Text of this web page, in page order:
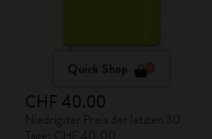
Quick Shop
CHF 40.00